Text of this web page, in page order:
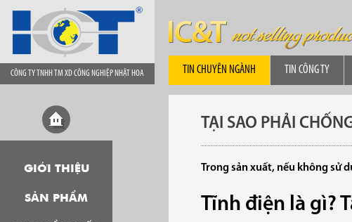
CÔNG TY TNHH TM XD CÔNG NGHIỆP NHẬT HOA
GIỚI THIỆU
SẢN PHẨM
TIN CHUYÊN NGÀNH TIN CÔNG TY
TẠI SAO PHẢI
Trong sản xuất, nếu không sử
Tĩnh điện là gì?